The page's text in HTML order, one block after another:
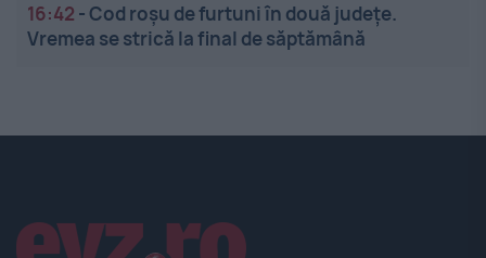
16:42 -Cod roșu de furtuni în două județe.
Vremea se strică la final de săptămână
Linkuri utile